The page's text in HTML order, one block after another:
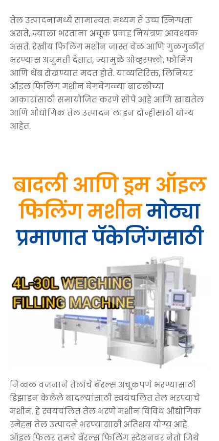
तेल उत्पादनांमध्ये सामान्यतः मध्यम ते उच्च स्निग्धता
असते, ज्याला भरताना अचूक प्रवाह नियंत्रण आवश्यक
असते. रेखीय फिलिंग मशीन जास्त वेळ आणि गुळगुळीत
भरण्यास अनुमती देतात, ज्यामुळे ओव्हरफ्लो, फोमिंग
आणि थेंब रोखण्यात मदत होते. याव्यतिरिक्त, लिनियर
ऑइल फिलिंग मशीन वेगवेगळ्या बाटलीच्या
आकारांसाठी समायोजित करणे सोपे आहे आणि खाद्यतेल
आणि औद्योगिक तेल उत्पादन लाइन दोन्हीसाठी योग्य
आहेत.
बादली आणि ड्रम ऑइल
फिलिंग मशीनमोठ्या
प्रमाणात पॅकेजिंगसाठी
निव्वळ वजनाने तेलांचे बॅरल्स अचूकपणे भरण्यासाठी
डिझाइन केलेले बादल्यांसाठी स्वयंचलित तेल भरण्याचे
मशीन. हे स्वयंचलित तेल भरणे मशीन विविध औद्योगिक
स्नेहन तेल उत्पादने भरण्यासाठी अतिशय योग्य आहे.
ऑइल फिलर तुमचे बॅरल्स फिलिंग स्टेशनवर नेतो जिथे